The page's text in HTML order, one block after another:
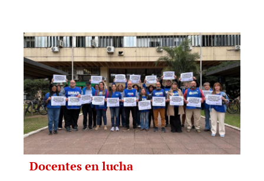
Docentes en lucha